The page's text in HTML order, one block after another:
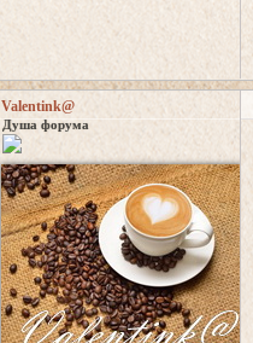
Valentink@
Душа форума